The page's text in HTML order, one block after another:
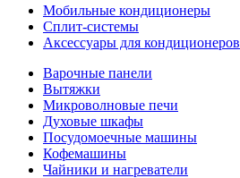
Мобильные кондиционеры
Сплит-системы
Аксессуары для кондиционеров
Варочные панели
Вытяжки
Микроволновые печи
Духовые шкафы
Посудомоечные машины
Кофемашины
Чайники и нагреватели